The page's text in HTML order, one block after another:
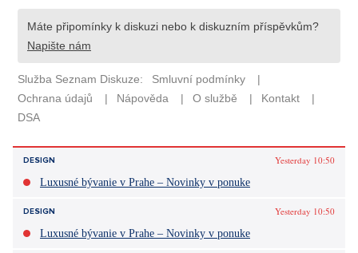
DESIGN
Yesterday 10:50
Luxusné bývanie v Prahe – Novinky v ponuke
DESIGN
Yesterday 10:50
Luxusné bývanie v Prahe – Novinky v ponuke